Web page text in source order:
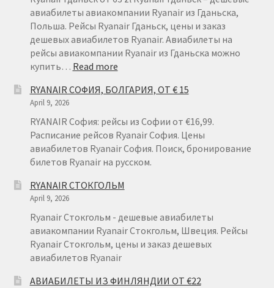
авиабилеты авиакомпании Ryanair из Гданьска,
Польша. Рейсы Ryanair Гданьск, цены и заказ
дешевых авиабилетов Ryanair. Авиабилеты на
рейсы авиакомпании Ryanair из Гданьска можно
купить… Read more:
ГДАНЬСК
RYANAIR СОФИЯ, БОЛГАРИЯ, ОТ € 15
April 9, 2026
RYANAIR София: рейсы из Софии от €16,99.
Расписание рейсов Ryanair София. Цены
авиабилетов Ryanair София. Поиск, бронирование
билетов Ryanair на русском.
RYANAIR СТОКГОЛЬМ
April 9, 2026
Ryanair Стокгольм - дешевые авиабилеты
авиакомпании Ryanair Стокгольм, Швеция. Рейсы
Ryanair Стокгольм, цены и заказ дешевых
авиабилетов Ryanair
АВИАБИЛЕТЫ ИЗ ФИНЛЯНДИИ ОТ €22